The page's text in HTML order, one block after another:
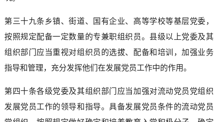
第三十九条乡镇、街道、国有企业、高等学校等基层党委，
按照规定配备一定数量的专兼职组织员。县级以上党委及其
组织部门应当重视对组织员的选拔、配备和培训，加强业务
指导和管理，充分发挥他们在发展党员工作中的作用。
第四十条各级党委及其组织部门应当加强对流动党员党组织
发展党员工作的领导和指导。具备发展党员条件的流动党员